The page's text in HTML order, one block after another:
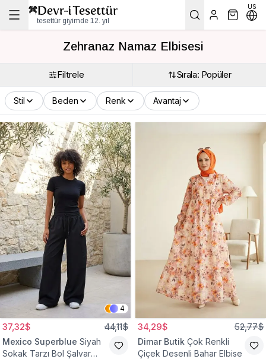
tesettür giyimde 12. yıl
US
Zehranaz Namaz Elbisesi
Filtrele Sırala: Popüler
Stil Beden Renk Avantaj
4
37,32$ 44,11$
Mexico Superblue Siyah
Sokak Tarzı Bol Şalvar
34,29$ 52,77$
Dimar Butik Çok Renkli
Çiçek Desenli Bahar Elbise